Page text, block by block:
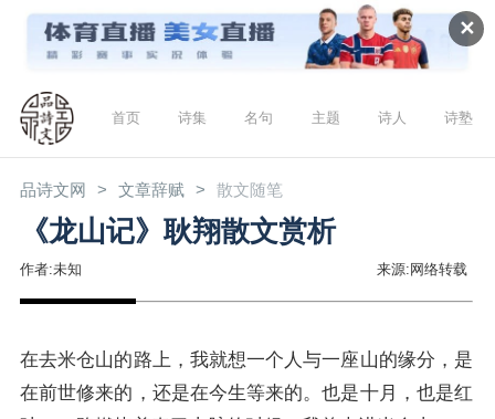
✕
首页 诗集 名句 主题 诗人 诗塾
品诗文网 文章辞赋 散文随笔
《龙山记》耿翔散文赏析
作者:未知 来源:网络转载
在去米仓山的路上，我就想一个人与一座山的缘分，是
在前世修来的，还是在今生等来的。也是十月，也是红